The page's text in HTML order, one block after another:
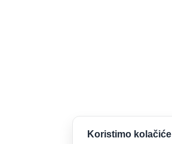
Koristimo kolačiće